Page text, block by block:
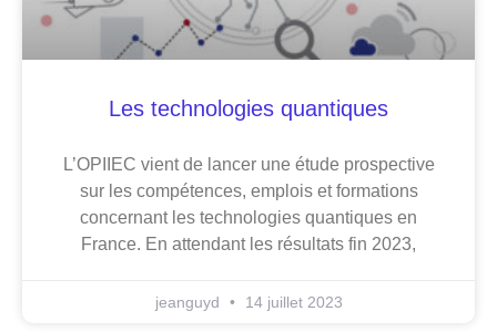
Les technologies quantiques
L’OPIIEC vient de lancer une étude prospective
sur les compétences, emplois et formations
concernant les technologies quantiques en
France. En attendant les résultats fin 2023,
jeanguyd 14 juillet 2023